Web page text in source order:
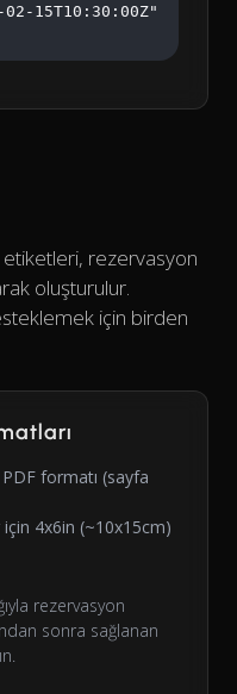
15T10:30:00Z"
rezervasyon
oluşturulur.
için birden
formatı (sayfa
için 4x6in (~10x15cm)
rezervasyon
sonra sağlanan